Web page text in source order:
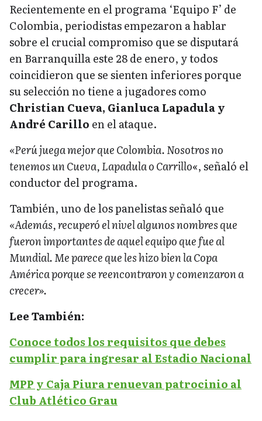
Recientemente en el programa ‘Equipo F’ de
Colombia, periodistas empezaron a hablar
sobre el crucial compromiso que se disputará
en Barranquilla este 28 de enero, y todos
coincidieron que se sienten inferiores porque
su selección no tiene a jugadores como
Christian Cueva, Gianluca Lapadula y
André Carillo en el ataque.
«Perú juega mejor que Colombia. Nosotros no
tenemos un Cueva, Lapadula o Carrillo«, señaló el
conductor del programa.
También, uno de los panelistas señaló que
«Además, recuperó el nivel algunos nombres que
fueron importantes de aquel equipo que fue al
Mundial. Me parece que les hizo bien la Copa
América porque se reencontraron y comenzaron a
crecer».
Lee También:
Conoce todos los requisitos que debes
cumplir para ingresar al Estadio Nacional
MPP y Caja Piura renuevan patrocinio al
Club Atlético Grau